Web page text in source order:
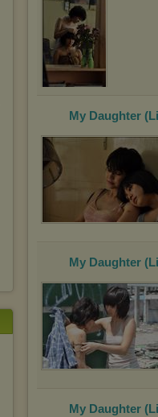
My Daughter
My Daughter
My Daughter